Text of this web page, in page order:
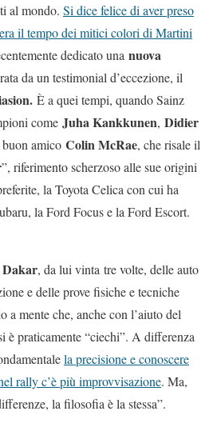
al mondo. Si dice felice di aver preso
era il tempo dei mitici colori di Martini
dedicato una nuova
da un testimonial d’eccezione, il
È a quei tempi, quando Sainz
come Juha Kankkunen, Didier
amico Colin McRae, che risale il
”, riferimento scherzoso alle sue origini
la Toyota Celica con cui ha
la Ford Focus e la Ford Escort.
Dakar, da lui vinta tre volte, delle auto
e delle prove fisiche e tecniche
a mente che, anche con l’aiuto del
è praticamente “ciechi”. A differenza
la precisione e conoscere
rally c’è più improvvisazione. Ma,
la filosofia è la stessa”.